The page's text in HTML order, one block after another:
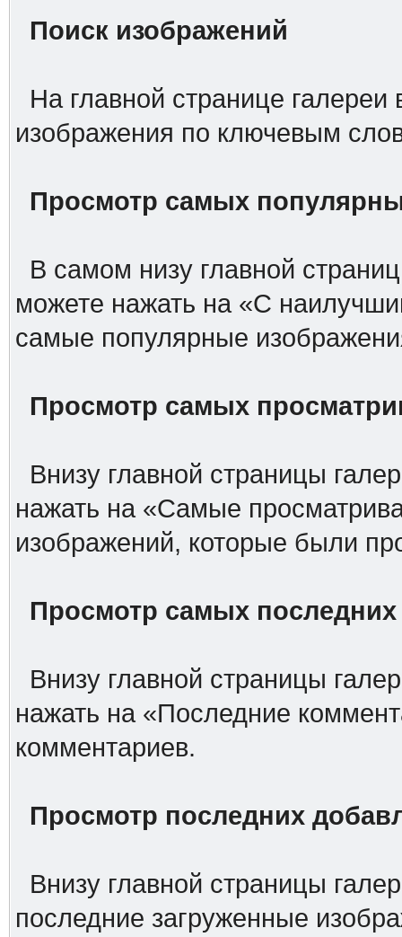
Поиск изображений
На главной странице
изображения по ключевым
Просмотр самых
В самом низу главной
можете нажать на «С
самые популярные
Просмотр самых
Внизу главной страницы
нажать на «Самые
изображений, которые были
Просмотр самых
Внизу главной страницы
нажать на «Последние
комментариев.
Просмотр последних
Внизу главной страницы
последние загруженные